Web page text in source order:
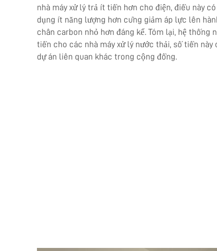
nhà máy xử lý trả ít tiền hơn cho điện, điều này
dụng ít năng lượng hơn cũng giảm áp lực lên
chân carbon nhỏ hơn đáng kể. Tóm lại, hệ thống
tiền cho các nhà máy xử lý nước thải, số tiền
dự án liên quan khác trong cộng đồng.